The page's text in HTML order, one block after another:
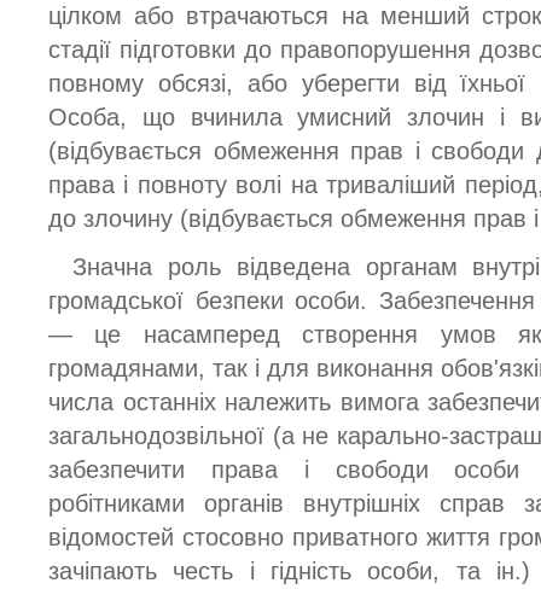
цілком або втрачаються на менший
стадії підготовки до правопорушення
повному обсязі, або уберегти від
Особа, що вчинила умисний злочин і
(відбувається обмеження прав і свободи
права і повноту волі на триваліший
до злочину (відбувається обмеження прав
Значна роль відведена органам
громадської безпеки особи.
— це насамперед створення умов
громадянами, так і для виконання
числа останніх належить вимога
загальнодозвільної (а не карально-
забезпечити права і свободи особи
робітниками органів внутрішніх справ
відомостей стосовно приватного життя
зачіпають честь і гідність особи, та